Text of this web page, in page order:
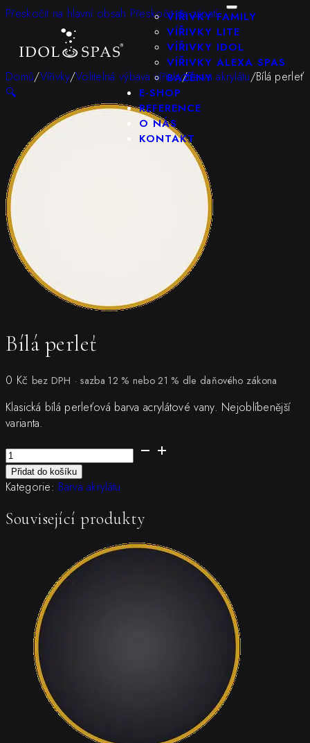
Přeskočit na hlavní obsah Přeskočit na zápatí
VÍŘIVKY FAMILY
VÍŘIVKY LITE
VÍŘIVKY IDOL
VÍŘIVKY ALEXA SPAS
BAZÉNY
E-SHOP
REFERENCE
O NÁS
KONTAKT
Domů/Vířivky/Volitelná výbava vířivky/Barva akrylátu/Bílá perleť
🔍
Bílá perleť
0 Kč bez DPH · sazba 12 % nebo 21 % dle daňového zákona
Klasická bílá perleťová barva acrylátové vany. Nejoblíbenější
varianta.
Bílá
perleť
množství
Přidat do košíku
Kategorie: Barva akrylátu
Související produkty